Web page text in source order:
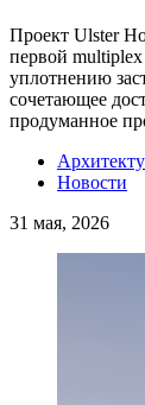
Проект Ulster
первой
уплотнению
сочетающее
продуманное
Новости
31 мая, 2026